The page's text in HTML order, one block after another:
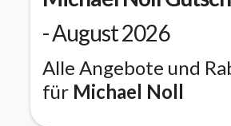
- August 2026
Alle Angebote und
für Michael Noll